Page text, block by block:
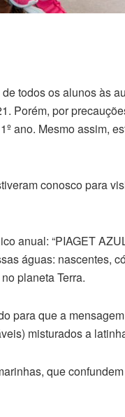
todos os alunos às
Porém, por
ano. Mesmo assim,
conosco para
anual: “PIAGET
águas: nascentes,
planeta Terra.
para que a
misturados a
que